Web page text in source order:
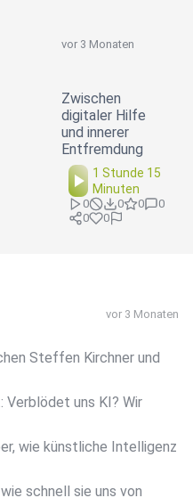
vor 3 Monaten
Zwischen
digitaler Hilfe
und innerer
Entfremdung
1 Stunde 15
Minuten
0 0 0
0
0
0
vor 3 Monaten
Steffen Kirchner und
uns KI? Wir
wie künstliche Intelligenz
schnell sie uns von